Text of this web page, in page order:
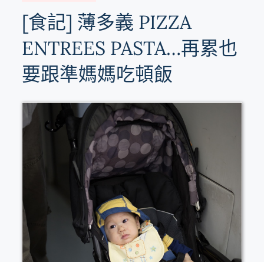
[食記] 薄多義 PIZZA
ENTREES PASTA…再累也
要跟準媽媽吃頓飯